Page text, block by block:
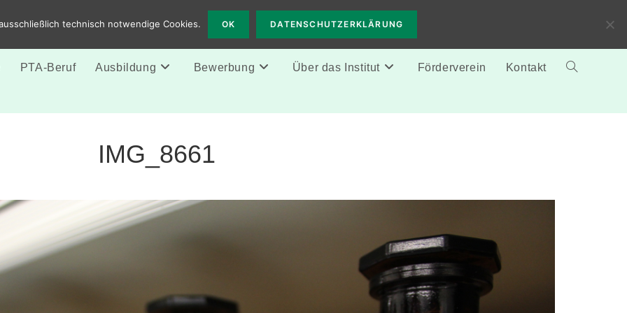
PTA-Beruf Ausbildung Bewerbung Über das Institut Förderverein Kontakt Website-
IMG_8661
technisch notwendige Cookies. OK DATENSCHUTZERKLÄRUNG